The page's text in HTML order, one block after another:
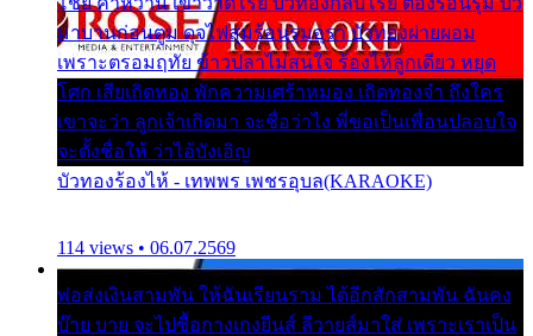
มาบานก่อนตูม ดุจไฟสุมร้อนรุมอุรา บัวทองผ่ายผอม
เพราะตรอมฤทัย ข้าวปลาไม่สนใจ ร้องไห้ลูกเดียว หยุด
โศก เสียเถิดทอง พักความเศร้าหมอง เถิดทองจ๋า ถึงใคร
เขาจะว่า ลูกเจ้าเกิดมา จะชื่อว่าไง พี่ขอเป็นเพื่อนปลอบใจ
จะตั้งชื่อให้ ว่าไอ้บังเอิญ
บัวทองร้องไห้ - เทพพร เพชรอุบล(KARAOKE)
114 views • 06.07.2569
พ่อส่งเงินสามพัน ให้ฉันเรียนราม ได้อีกสักสามพัน ฉันคง
บ๊าย บาย จะไปซื้อกางเกงยีนส์ ลีวายส์มาใส่ เพราะเราเป็น